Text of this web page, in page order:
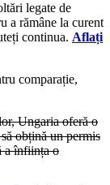
legate de
a rămâne la curent
continua. Aflați
comparație,
Ungaria oferă o
obțină un permis
a înființa o